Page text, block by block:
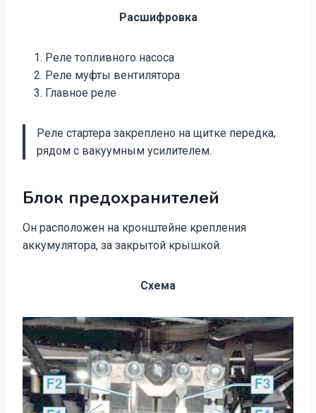
Расшифровка
Реле топливного насоса
Реле муфты вентилятора
Главное реле
Реле стартера закреплено на щитке передка,
рядом с вакуумным усилителем.
Блок предохранителей
Он расположен на кронштейне крепления
аккумулятора, за закрытой крышкой.
Схема